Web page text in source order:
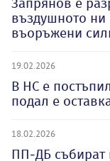
въздушното ни
въоръжени
19.02.2026
В НС е
подал е
18.02.2026
ПП-ДБ събират